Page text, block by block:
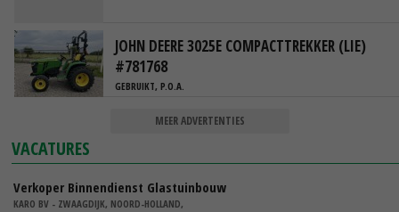
JOHN DEERE 3025E COMPACTTREKKER (LIE)
#781768
GEBRUIKT, P.O.A.
MEER ADVERTENTIES
VACATURES
Verkoper Binnendienst Glastuinbouw
KARO BV - ZWAAGDIJK, NOORD-HOLLAND,